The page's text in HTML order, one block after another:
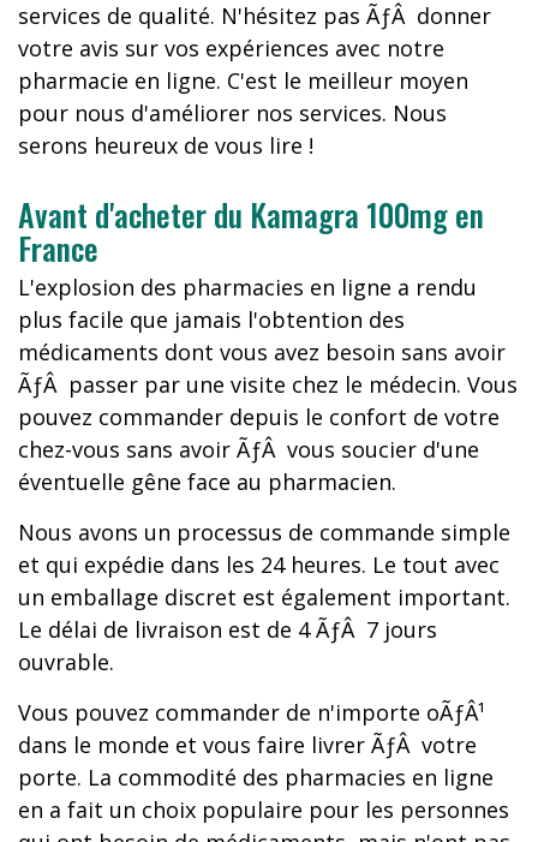
services de qualité. N'hésitez pas ÃƒÂ donner
votre avis sur vos expériences avec notre
pharmacie en ligne. C'est le meilleur moyen
pour nous d'améliorer nos services. Nous
serons heureux de vous lire !
Avant d'acheter du Kamagra 100mg en
France
L'explosion des pharmacies en ligne a rendu
plus facile que jamais l'obtention des
médicaments dont vous avez besoin sans avoir
ÃƒÂ passer par une visite chez le médecin. Vous
pouvez commander depuis le confort de votre
chez-vous sans avoir ÃƒÂ vous soucier d'une
éventuelle gêne face au pharmacien.
Nous avons un processus de commande simple
et qui expédie dans les 24 heures. Le tout avec
un emballage discret est également important.
Le délai de livraison est de 4 ÃƒÂ 7 jours
ouvrable.
Vous pouvez commander de n'importe oÃƒÂ¹
dans le monde et vous faire livrer ÃƒÂ votre
porte. La commodité des pharmacies en ligne
en a fait un choix populaire pour les personnes